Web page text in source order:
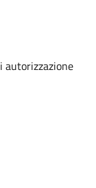
autorizzazione